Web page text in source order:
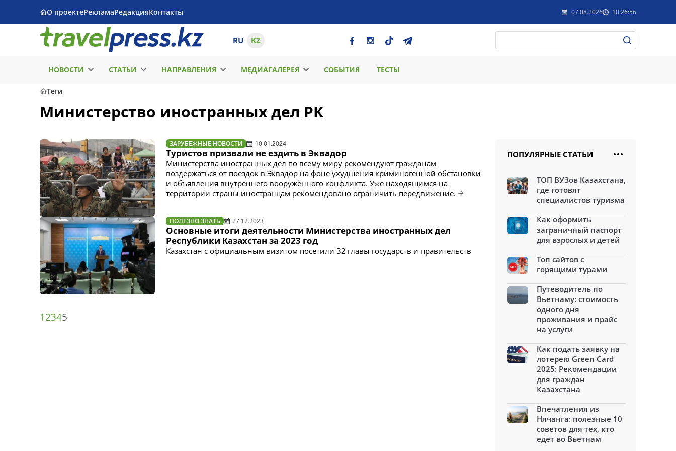
О проектеРекламаРедакцияКонтакты 07.08.2026 10:26:56
RU KZ
НОВОСТИ СТАТЬИ НАПРАВЛЕНИЯ МЕДИАГАЛЕРЕЯ СОБЫТИЯ ТЕСТЫ
Теги
Министерство иностранных дел РК
ЗАРУБЕЖНЫЕ НОВОСТИ 10.01.2024
Туристов призвали не ездить в Эквадор
Министерства иностранных дел по всему миру рекомендуют гражданам
воздержаться от поездок в Эквадор на фоне ухудшения криминогенной обстановки
и объявления внутреннего вооружённого конфликта. Уже находящимся на
территории страны иностранцам рекомендовано ограничить передвижение.
ПОЛЕЗНО ЗНАТЬ 27.12.2023
Основные итоги деятельности Министерства иностранных дел
Республики Казахстан за 2023 год
Казахстан с официальным визитом посетили 32 главы государств и правительств
12345
ПОПУЛЯРНЫЕ СТАТЬИ
ТОП ВУЗов Казахстана,
где готовят
специалистов туризма
Как оформить
заграничный паспорт
для взрослых и детей
Топ сайтов с
горящими турами
Путеводитель по
Вьетнаму: стоимость
одного дня
проживания и прайс
на услуги
Как подать заявку на
лотерею Green Card
2025: Рекомендации
для граждан
Казахстана
Впечатления из
Нячанга: полезные 10
советов для тех, кто
едет во Вьетнам